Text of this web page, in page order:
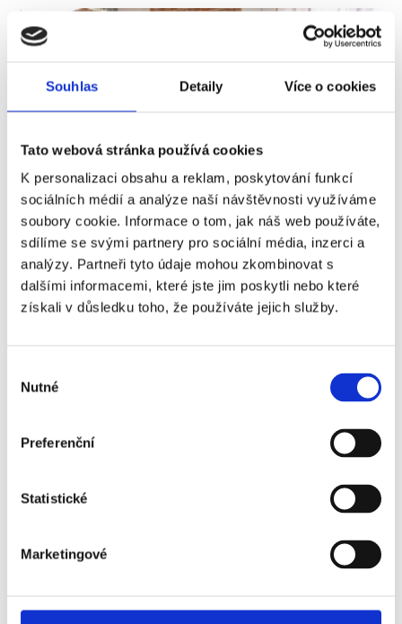
Souhlas Detaily Více o cookies
Tato webová stránka používá cookies
K personalizaci obsahu a reklam, poskytování funkcí
sociálních médií a analýze naší návštěvnosti využíváme
soubory cookie. Informace o tom, jak náš web používáte,
sdílíme se svými partnery pro sociální média, inzerci a
analýzy. Partneři tyto údaje mohou zkombinovat s
dalšími informacemi, které jste jim poskytli nebo které
získali v důsledku toho, že používáte jejich služby.
souhlasu
Nutné
Preferenční
Statistické
Marketingové
Náležitosti krátkodobého pronájmu
Provozování krátkodobého pronájmu v České republice
je stále populárnější a mnoho lidí tuto možnost využívá
k pravidelnému přivýdělku. Avšak podle českého
zákona se na poskytování tohoto druhu ubytování
Číst dále